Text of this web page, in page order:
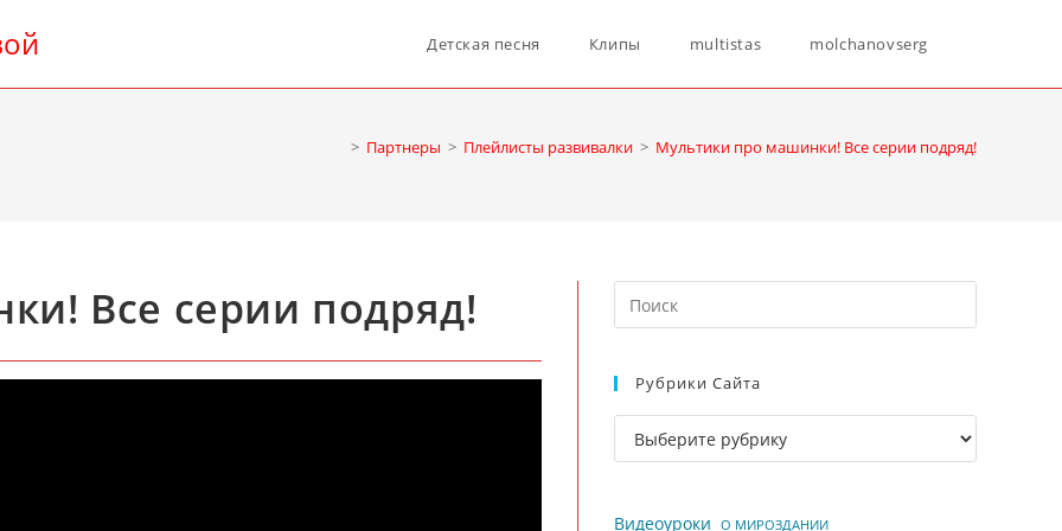
Детская песня Клипы multistas molchanovserg
> Партнеры > Плейлисты развивалки > Мультики про машинки! Все серии подряд!
Все серии подряд!
клавишу
закрыть
Рубрики Сайта
Рубрики
сайта
Видеоуроки О МИРОЗДАНИИ